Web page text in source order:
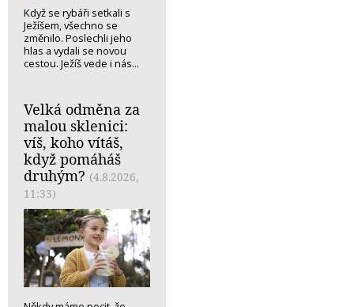
Když se rybáři setkali s
Ježíšem, všechno se
změnilo. Poslechli jeho
hlas a vydali se novou
cestou. Ježíš vede i nás...
Velká odměna za
malou sklenici:
víš, koho vítáš,
když pomáháš
druhým? (4.8.2026,
11:33)